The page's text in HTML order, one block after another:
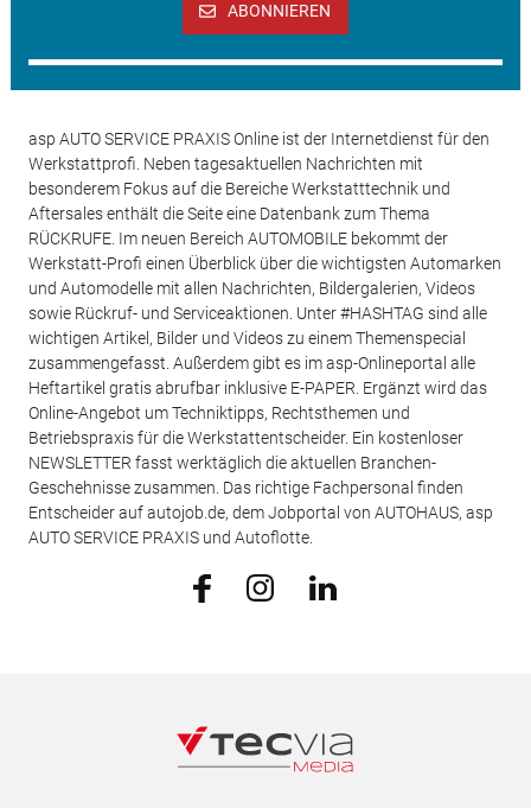
ABONNIEREN
asp AUTO SERVICE PRAXIS Online ist der Internetdienst für den
Werkstattprofi. Neben tagesaktuellen Nachrichten mit
besonderem Fokus auf die Bereiche Werkstatttechnik und
Aftersales enthält die Seite eine Datenbank zum Thema
RÜCKRUFE. Im neuen Bereich AUTOMOBILE bekommt der
Werkstatt-Profi einen Überblick über die wichtigsten Automarken
und Automodelle mit allen Nachrichten, Bildergalerien, Videos
sowie Rückruf- und Serviceaktionen. Unter #HASHTAG sind alle
wichtigen Artikel, Bilder und Videos zu einem Themenspecial
zusammengefasst. Außerdem gibt es im asp-Onlineportal alle
Heftartikel gratis abrufbar inklusive E-PAPER. Ergänzt wird das
Online-Angebot um Techniktipps, Rechtsthemen und
Betriebspraxis für die Werkstattentscheider. Ein kostenloser
NEWSLETTER fasst werktäglich die aktuellen Branchen-
Geschehnisse zusammen. Das richtige Fachpersonal finden
Entscheider auf autojob.de, dem Jobportal von AUTOHAUS, asp
AUTO SERVICE PRAXIS und Autoflotte.